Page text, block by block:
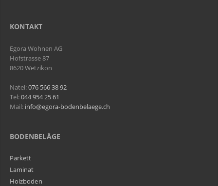
KONTAKT
Egora Wohnen AG
Hofstrasse 87
8620 Wetzikon
Natel:076 566 38 92
Tel:044 954 25 61
Mail: info@egora-bodenbelaege.ch
BODENBELÄGE
Parkett
Laminat
Holzboden